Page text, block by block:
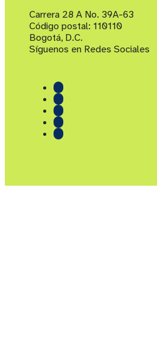
Carrera 28 A No. 39A-63
Código postal: 110110
Bogotá, D.C.
Síguenos en Redes Sociales